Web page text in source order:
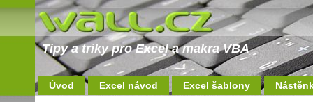
Tipy a triky pro Excel a makra VBA
Úvod Excel návod Excel šablony